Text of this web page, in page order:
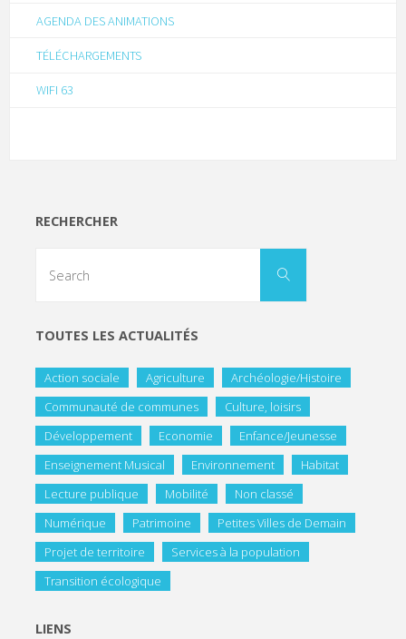
AGENDA DES ANIMATIONS
TÉLÉCHARGEMENTS
WIFI 63
RECHERCHER
TOUTES LES ACTUALITÉS
Action sociale Agriculture
Archéologie/Histoire
Communauté de communes
Culture, loisirs
Développement
Economie
Enfance/Jeunesse
Enseignement Musical
Environnement
Habitat
Lecture publique
Mobilité
Non classé
Numérique
Patrimoine
Petites Villes de Demain
Projet de territoire
Services à la population
Transition écologique
LIENS